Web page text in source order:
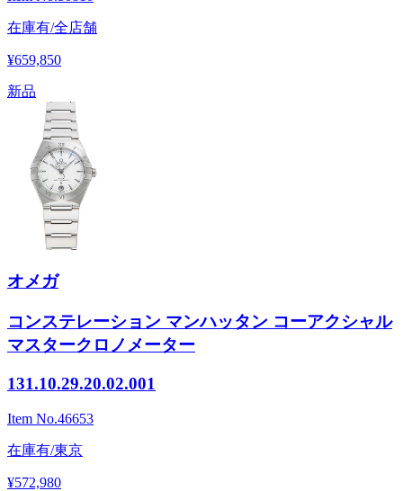
在庫有/全店舗
¥659,850
新品
オメガ
コンステレーション マンハッタン コーアクシャル
マスタークロノメーター
131.10.29.20.02.001
Item No.46653
在庫有/東京
¥572,980